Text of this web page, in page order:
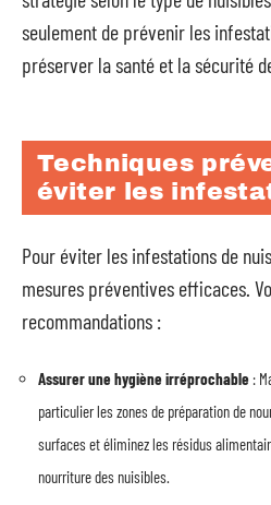
seulement de prévenir les
préserver la santé et la sécurité
Techniques
éviter les
Pour éviter les infestations de
mesures préventives efficaces.
recommandations :
Assurer une hygiène irréprochable :
particulier les zones de préparation de
surfaces et éliminez les résidus
nourriture des nuisibles.